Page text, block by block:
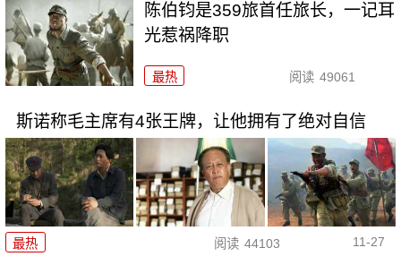
陈伯钧是359旅首任旅长，一记耳
光惹祸降职
最热 阅读 49061
斯诺称毛主席有4张王牌，让他拥有了绝对自信
最热 阅读 44103 11-27